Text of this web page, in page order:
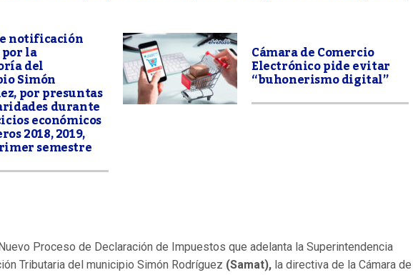
notificación
la
del
Simón
por presuntas
durante
económicos
2018, 2019,
semestre
Cámara de Comercio
Electrónico pide evitar
“buhonerismo digital”
Proceso de Declaración de Impuestos que adelanta la Superintendencia
Tributaria del municipio Simón Rodríguez (Samat), la directiva de la Cámara de